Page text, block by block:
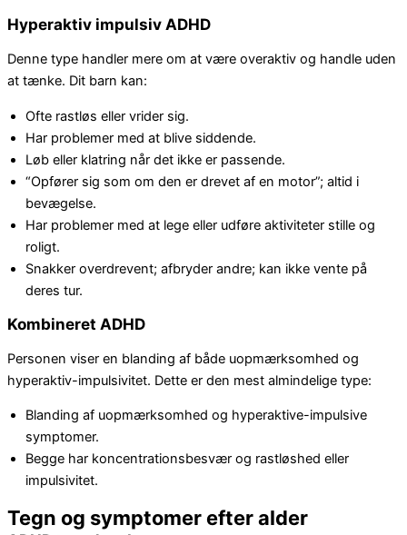
Hyperaktiv impulsiv ADHD
Denne type handler mere om at være overaktiv og handle uden
at tænke. Dit barn kan:
Ofte rastløs eller vrider sig.
Har problemer med at blive siddende.
Løb eller klatring når det ikke er passende.
“Opfører sig som om den er drevet af en motor”; altid i
bevægelse.
Har problemer med at lege eller udføre aktiviteter stille og
roligt.
Snakker overdrevent; afbryder andre; kan ikke vente på
deres tur.
Kombineret ADHD
Personen viser en blanding af både uopmærksomhed og
hyperaktiv-impulsivitet. Dette er den mest almindelige type:
Blanding af uopmærksomhed og hyperaktive-impulsive
symptomer.
Begge har koncentrationsbesvær og rastløshed eller
impulsivitet.
Tegn og symptomer efter alder